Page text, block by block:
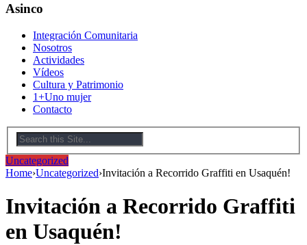
Asinco
Integración Comunitaria
Nosotros
Actividades
Vídeos
Cultura y Patrimonio
1+Uno mujer
Contacto
Uncategorized
Home›Uncategorized›Invitación a Recorrido Graffiti en Usaquén!
Invitación a Recorrido Graffiti
en Usaquén!